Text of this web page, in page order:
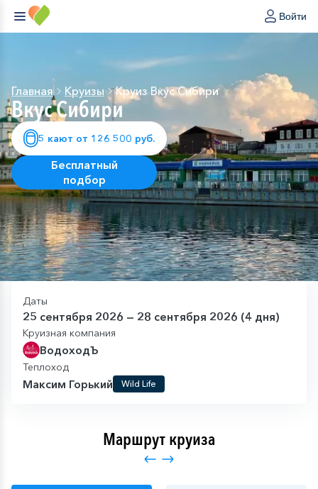
Войти
Главная Круизы Круиз Вкус Сибири
Вкус Сибири
5 кают от 126 500 руб.
Бесплатный
подбор
Даты
25 сентября 2026 — 28 сентября 2026 (4 дня)
Круизная компания
ВодоходЪ
Теплоход
Максим Горький Wild Life
Маршрут круиза